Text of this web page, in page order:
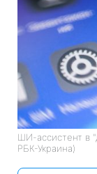
ШИ-ассистент в
РБК-Украина)